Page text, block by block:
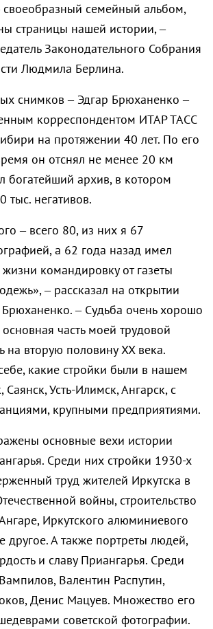
своеобразный семейный альбом,
страницы нашей истории, –
Законодательного Собрания
Людмила Берлина.
снимков – Эдгар Брюханенко –
корреспондентом ИТАР ТАСС
на протяжении 40 лет. По его
он отснял не менее 20 км
богатейший архив, в котором
тыс. негативов.
– всего 80, из них я 67
а 62 года назад имел
командировку от газеты
– рассказал на открытии
Брюханенко. – Судьба очень хорошо
часть моей трудовой
вторую половину XX века.
какие стройки были в нашем
Саянск, Усть-Илимск, Ангарск, с
крупными предприятиями.
основные вехи истории
Среди них стройки 1930-х
труд жителей Иркутска в
войны, строительство
Иркутского алюминиевого
другое. А также портреты людей,
и славу Приангарья. Среди
Валентин Распутин,
Денис Мацуев. Множество его
советской фотографии.